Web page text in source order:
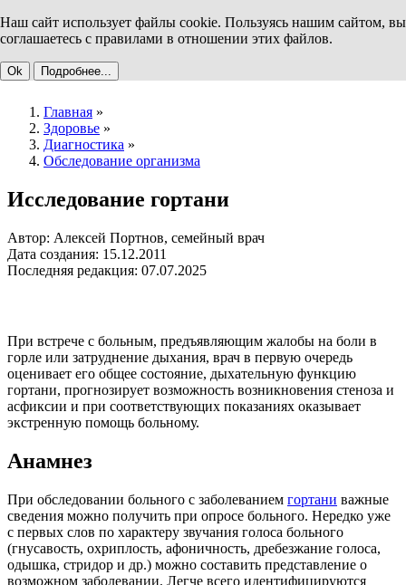
Наш сайт использует файлы cookie. Пользуясь нашим сайтом, вы
соглашаетесь с правилами в отношении этих файлов.
Ok Подробнее...
Главная »
Здоровье »
Диагностика »
Обследование организма
Исследование гортани
Автор: Алексей Портнов, семейный врач
Дата создания: 15.12.2011
Последняя редакция: 07.07.2025
При встрече с больным, предъявляющим жалобы на боли в
горле или затруднение дыхания, врач в первую очередь
оценивает его общее состояние, дыхательную функцию
гортани, прогнозирует возможность возникновения стеноза и
асфиксии и при соответствующих показаниях оказывает
экстренную помощь больному.
Анамнез
При обследовании больного с заболеванием гортани важные
сведения можно получить при опросе больного. Нередко уже
с первых слов по характеру звучания голоса больного
(гнусавость, охриплость, афоничность, дребезжание голоса,
одышка, стридор и др.) можно составить представление о
возможном заболевании. Легче всего идентифицируются